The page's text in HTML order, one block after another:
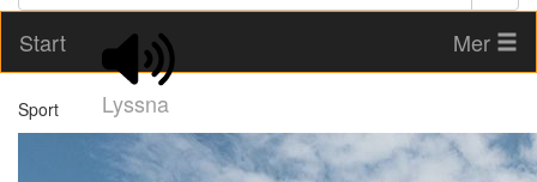
Start
Lyssna
Mer
Sport